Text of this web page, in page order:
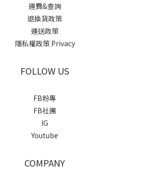
運費&查詢
退換貨政策
運送政策
隱私權政策 Privacy
FOLLOW US
FB粉專
FB社團
IG
Youtube
COMPANY